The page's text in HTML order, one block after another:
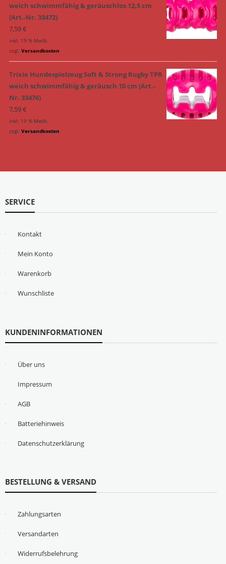
weich schwimmfähig & geräuschlos 12,5 cm
(Art.-Nr. 33472)
7,59€
inkl. 19 % MwSt.
zzgl. Versandkosten
Trixie Hundespielzeug Soft & Strong Rugby TPR
weich schwimmfähig & geräusch 10 cm (Art.-
Nr. 33476)
7,59€
inkl. 19 % MwSt.
zzgl. Versandkosten
SERVICE
Kontakt
Mein Konto
Warenkorb
Wunschliste
KUNDENINFORMATIONEN
Über uns
Impressum
AGB
Batteriehinweis
Datenschutzerklärung
BESTELLUNG & VERSAND
Zahlungsarten
Versandarten
Widerrufsbelehrung